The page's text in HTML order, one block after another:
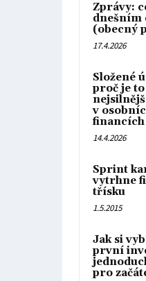
Zprávy:
dnešním
(obecný
17.4.2026
Složené
proč je to
v
financích
14.4.2026
Sprint
vytrhne
třísku
1.5.2015
Jak si
první
pro